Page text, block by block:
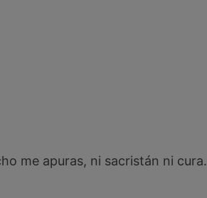
me apuras, ni sacristán ni cura.